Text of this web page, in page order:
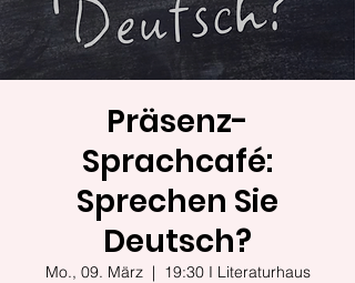
Präsenz-
Sprachcafé:
Sprechen Sie
Deutsch?
Mo., 09. März
  |
19:30 I Literaturhaus